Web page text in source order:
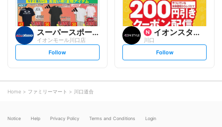
スーパースポーツゼビオ
イオンモール川口店
s
l
o
Follow
イオンスタイル
川口
s
l
Follow
Home ファミリーマート 川口道合
Notice Help Privacy Policy Terms and Conditions Login